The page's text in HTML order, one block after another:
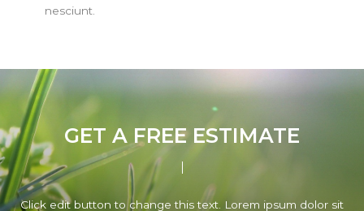
nesciunt.
GET A FREE ESTIMATE
Click edit button to change this text. Lorem ipsum dolor sit